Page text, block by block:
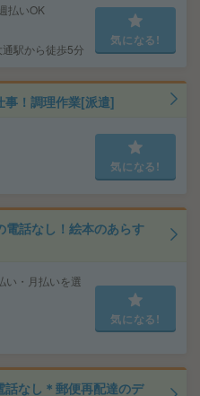
払いOK
駅から徒歩5分
気になる!
事！調理作業[派遣]
気になる!
電話なし！絵本のあらす
・月払いを選
気になる!
話なし＊郵便再配達のデ